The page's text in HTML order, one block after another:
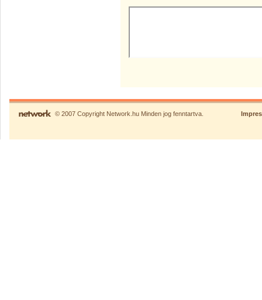
© 2007 Copyright Network.hu Minden jog fenntartva.